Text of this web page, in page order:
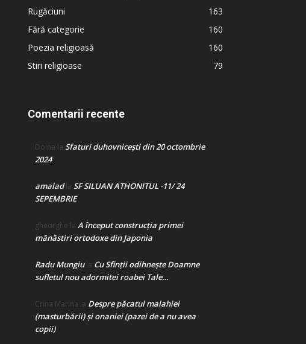
Rugăciuni
163
Fără categorie
160
Poezia religioasă
160
Stiri religioase
79
Comentarii recente
Doina la Sfaturi duhovnicești din 20 octombrie
2024
amaladla SF SILUAN ATHONITUL -11/ 24
SEPEMBRIE
gheorghe la A început construcţia primei
mănăstiri ortodoxe din Japonia
Radu Mungiula Cu Sfinții odihnește Doamne
sufletul nou adormitei roabei Tale…
Crina Marina la Despre păcatul malahiei
(masturbării) şi onaniei (pazei de a nu avea
copii)